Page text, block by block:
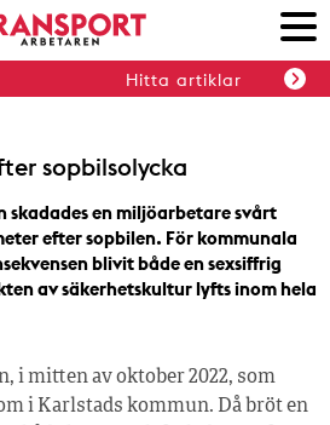
Hitta artiklar
sopbilsolycka
skadades en miljöarbetare svårt
efter sopbilen. För kommunala
blivit både en sexsiffrig
av säkerhetskultur lyfts inom hela
i mitten av oktober 2022, som
i Karlstads kommun. Då bröt en